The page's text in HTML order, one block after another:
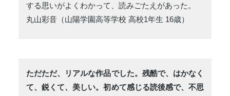
する思いがよくわかって、読みごたえがあった。
丸山彩音（山陽学園高等学校 高校1年生 16歳）
ただただ、リアルな作品でした。残酷で、はかなく
て、鋭くて、美しい。初めて感じる読後感で、不思